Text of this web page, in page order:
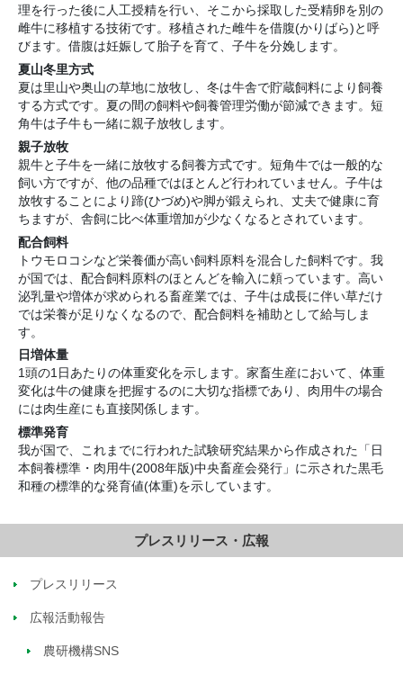
理を行った後に人工授精を行い、そこから採取した受精卵を別の
雌牛に移植する技術です。移植された雌牛を借腹(かりばら)と呼
びます。借腹は妊娠して胎子を育て、子牛を分娩します。
夏山冬里方式
夏は里山や奥山の草地に放牧し、冬は牛舎で貯蔵飼料により飼養
する方式です。夏の間の飼料や飼養管理労働が節減できます。短
角牛は子牛も一緒に親子放牧します。
親子放牧
親牛と子牛を一緒に放牧する飼養方式です。短角牛では一般的な
飼い方ですが、他の品種ではほとんど行われていません。子牛は
放牧することにより蹄(ひづめ)や脚が鍛えられ、丈夫で健康に育
ちますが、舎飼に比べ体重増加が少なくなるとされています。
配合飼料
トウモロコシなど栄養価が高い飼料原料を混合した飼料です。我
が国では、配合飼料原料のほとんどを輸入に頼っています。高い
泌乳量や増体が求められる畜産業では、子牛は成長に伴い草だけ
では栄養が足りなくなるので、配合飼料を補助として給与しま
す。
日増体量
1頭の1日あたりの体重変化を示します。家畜生産において、体重
変化は牛の健康を把握するのに大切な指標であり、肉用牛の場合
には肉生産にも直接関係します。
標準発育
我が国で、これまでに行われた試験研究結果から作成された「日
本飼養標準・肉用牛(2008年版)中央畜産会発行」に示された黒毛
和種の標準的な発育値(体重)を示しています。
プレスリリース・広報
プレスリリース
広報活動報告
農研機構SNS